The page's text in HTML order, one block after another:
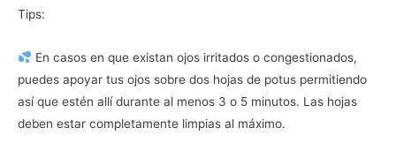
Tips:
En casos en que existan ojos irritados o congestionados,
puedes apoyar tus ojos sobre dos hojas de potus permitiendo
así que estén allí durante al menos 3 o 5 minutos. Las hojas
deben estar completamente limpias al máximo.